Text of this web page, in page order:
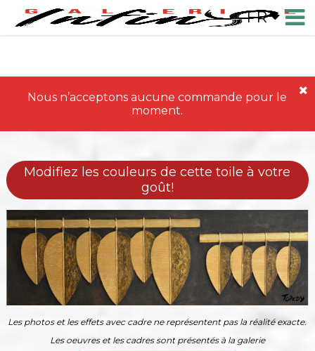
FR
Nous n’acceptons aucune commande pour le
moment.
Modifiez les couleurs de cette toile à votre
goût!
Les photos et les effets avec cadre ne représentent pas la réalité exacte.
Les oeuvres et les cadres sont présentés à la galerie